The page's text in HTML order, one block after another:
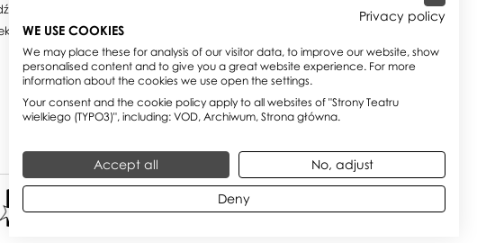
w obiektyw
w Teatrze
Biuletyn Informacji Publicznej
Privacy policy
WE USE COOKIES
We may place these for analysis of our visitor data, to improve our website, show
personalised content and to give you a great website experience. For more
information about the cookies we use open the settings.
Your consent and the cookie policy apply to all websites of "Strony Teatru
wielkiego (TYPO3)", including: VOD, Archiwum, Strona główna.
Accept all No, adjust
Deny